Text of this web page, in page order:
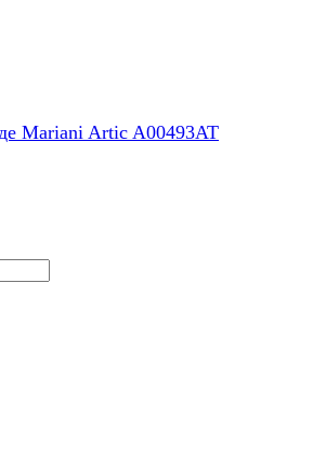
Mariani Artic A00493AT